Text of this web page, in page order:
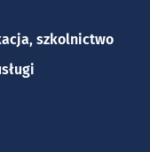
szkolnictwo